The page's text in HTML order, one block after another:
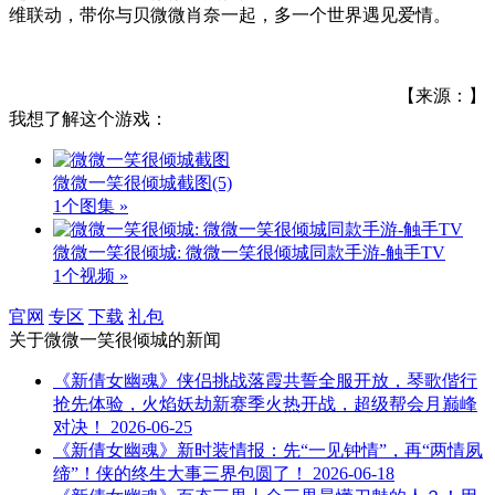
维联动，带你与贝微微肖奈一起，多一个世界遇见爱情。
【来源：】
我想了解这个游戏：
微微一笑很倾城截图(5)
1个图集 »
微微一笑很倾城: 微微一笑很倾城同款手游-触手TV
1个视频 »
官网 专区 下载 礼包
关于微微一笑很倾城的新闻
《新倩女幽魂》侠侣挑战落霞共誓全服开放，琴歌偕行
抢先体验，火焰妖劫新赛季火热开战，超级帮会月巅峰
对决！
2026-06-25
《新倩女幽魂》新时装情报：先“一见钟情”，再“两情夙
缔”！侠的终生大事三界包圆了！
2026-06-18